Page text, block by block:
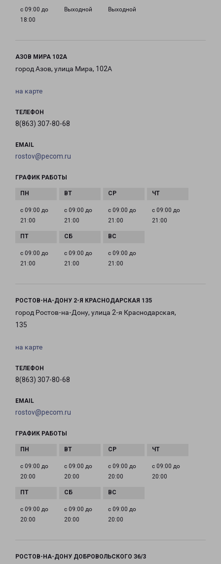
с 09:00 до
18:00
Выходной Выходной
АЗОВ МИРА 102А
город Азов, улица Мира, 102А
на карте
ТЕЛЕФОН
8(863) 307-80-68
EMAIL
rostov@pecom.ru
ГРАФИК РАБОТЫ
с 09:00 до
21:00
с 09:00 до
21:00
с 09:00 до
21:00
с 09:00 до
21:00
с 09:00 до
21:00
с 09:00 до
21:00
с 09:00 до
21:00
РОСТОВ-НА-ДОНУ 2-Я КРАСНОДАРСКАЯ 135
город Ростов-на-Дону, улица 2-я Краснодарская,
135
на карте
ТЕЛЕФОН
8(863) 307-80-68
EMAIL
rostov@pecom.ru
ГРАФИК РАБОТЫ
с 09:00 до
20:00
с 09:00 до
20:00
с 09:00 до
20:00
с 09:00 до
20:00
с 09:00 до
20:00
с 09:00 до
20:00
с 09:00 до
20:00
РОСТОВ-НА-ДОНУ ДОБРОВОЛЬСКОГО З6/3